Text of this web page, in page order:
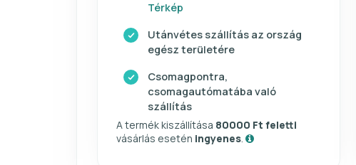
Térkép
Utánvétes szállítás az ország
egész területére
Csomagpontra,
csomagautómatába való
szállítás
A termék kiszállítása 80000 Ft feletti
vásárlás esetén ingyenes.